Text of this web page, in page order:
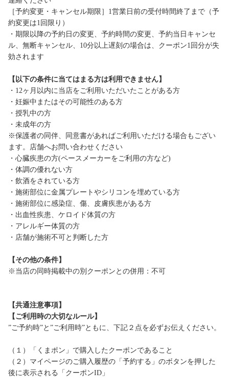
［予約変更・キャンセル期限］1営業日前の受付時間終了まで（予
約変更は1回限り）
・期限以降の予約日の変更、予約時間の変更、予約当日キャンセ
ル、無断キャンセル、10分以上遅刻の場合は、クーポン1回分が失
効されます
【以下の条件に当てはまる方は利用できません】
・12ヶ月以内に当店をご利用いただいたことがある方
・妊娠中またはその可能性のある方
・授乳中の方
・未成年の方
※保護者の同伴、同意書があればご利用いただける場合もござい
ます。店舗へお問い合わせください
・心臓疾患の方(ペースメーカーをご利用の方など)
・体調の優れない方
・飲酒をされている方
・施術部位に金属プレートやシリコンを埋めている方
・施術部位に感染症、傷、皮膚疾患がある方
・出血性疾患、ケロイド体質の方
・アレルギー体質の方
・店舗が施術不可と判断した方
【その他の条件】
※当店の同時掲載中の別クーポンとの併用：不可
【共通注意事項】
【ご利用時の大切なルール】
”ご予約時”と”ご利用時”ともに、下記２点を必ずお伝えください。
（１）「くまポン」で購入したクーポンであること
（２）マイページのご購入履歴の「予約する」のボタンを押した
後に表示される「クーポンID」